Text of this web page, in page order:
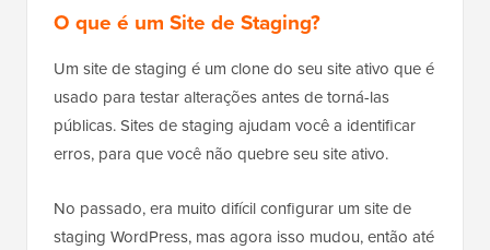
O que é um Site de Staging?
Um site de staging é um clone do seu site ativo que é
usado para testar alterações antes de torná-las
públicas. Sites de staging ajudam você a identificar
erros, para que você não quebre seu site ativo.
No passado, era muito difícil configurar um site de
staging WordPress, mas agora isso mudou, então até